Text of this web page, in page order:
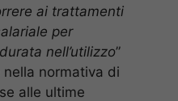
ai trattamenti
per
nell’utilizzo”
normativa di
alle ultime